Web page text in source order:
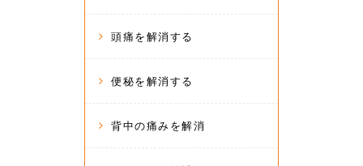
頭痛を解消する
便秘を解消する
背中の痛みを解消